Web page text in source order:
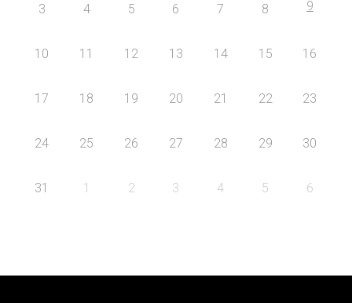
3 4 5 6 7 8 9
10 11 12 13 14 15 16
17 18 19 20 21 22 23
24 25 26 27 28 29 30
31 1 2 3 4 5 6